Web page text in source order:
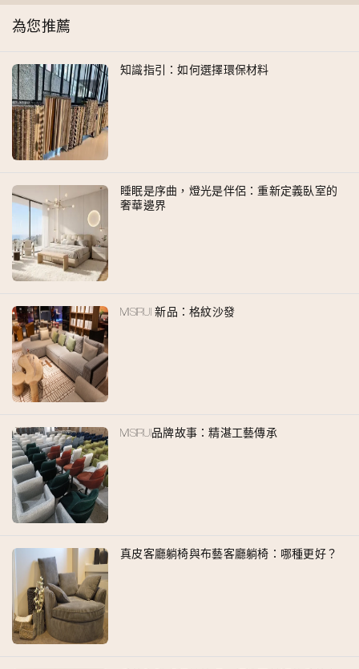
為您推薦
知識指引：如何選擇環保材料
睡眠是序曲，燈光是伴侶：重新定義臥室的
奢華邊界
MISIRUI 新品：格紋沙發
MISIRUI品牌故事：精湛工藝傳承
真皮客廳躺椅與布藝客廳躺椅：哪種更好？